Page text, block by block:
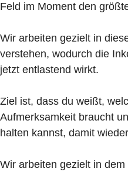
Feld im Moment den
Wir arbeiten gezielt in
verstehen, wodurch die
jetzt entlastend wirkt.
Ziel ist, dass du weißt,
Aufmerksamkeit braucht
halten kannst, damit
Wir arbeiten gezielt in